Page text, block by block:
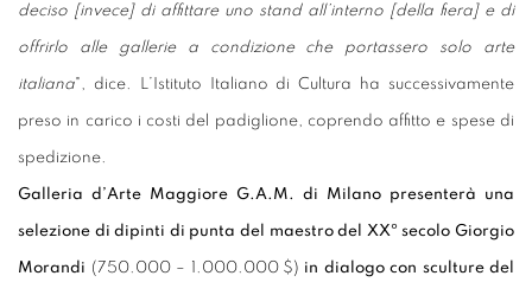
deciso [invece] di affittare uno stand all’interno [della fiera] e di
offrirlo alle gallerie a condizione che portassero solo arte
italiana", dice. L’Istituto Italiano di Cultura ha successivamente
preso in carico i costi del padiglione, coprendo affitto e spese di
spedizione.
Galleria d’Arte Maggiore G.A.M. di Milano presenterà una
selezione di dipinti di punta del maestro del XXº secolo Giorgio
Morandi (750.000 – 1.000.000 $) in dialogo con sculture del